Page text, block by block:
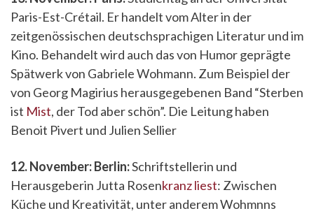
Paris-Est-Crétail. Er handelt vom Alter in der
zeitgenössischen deutschsprachigen Literatur und im
Kino. Behandelt wird auch das von Humor geprägte
Spätwerk von Gabriele Wohmann. Zum Beispiel der
von Georg Magirius herausgegebenen Band “Sterben
ist Mist, der Tod aber schön”. Die Leitung haben
Benoit Pivert und Julien Sellier
12. November: Berlin:Schriftstellerin und
Herausgeberin Jutta Rosenkranzliest: Zwischen
Küche und Kreativität, unter anderem Wohmnns